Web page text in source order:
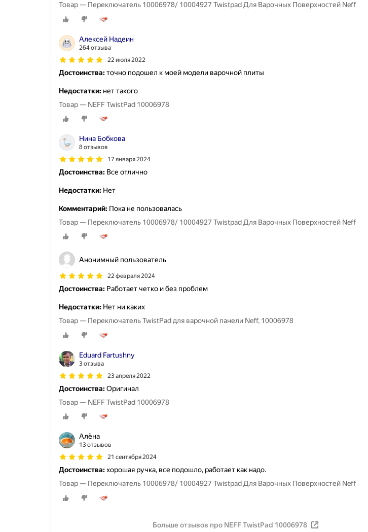
Товар — Переключатель 10006978/ 10004927 Twistpad Для Варочных Поверхностей Neff
Алексей Надеин
264 отзыва
22 июля 2022
Достоинства:точно подошел к моей модели варочной плиты
Недостатки: нет такого
Товар — NEFF TwistPad 10006978
Нина Бобкова
8 отзывов
17 января 2024
Достоинства: Все отлично
Недостатки: Нет
Комментарий: Пока не пользовалась
Товар — Переключатель 10006978/ 10004927 Twistpad Для Варочных Поверхностей Neff
Анонимный пользователь
22 февраля 2024
Достоинства: Работает четко и без проблем
Недостатки: Нет ни каких
Товар — Переключатель TwistPad для варочной панели Neff, 10006978
Eduard Fartushny
3 отзыва
23 апреля 2022
Достоинства:Оригинал
Товар — NEFF TwistPad 10006978
Алёна
13 отзывов
21 сентября 2024
Достоинства:хорошая ручка, все подошло, работает как надо.
Товар — Переключатель 10006978/ 10004927 Twistpad Для Варочных Поверхностей Neff
Больше отзывов про NEFF TwistPad 10006978